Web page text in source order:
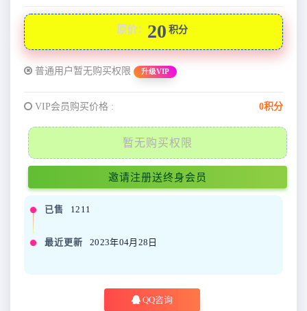
原价： 20 积分
普通用户暂无购买权限 升级VIP
VIP会员购买价格 : 0积分
暂无购买权限
邀请注册送终身会员
已售 1211
最近更新 2023年04月28日
QQ咨询